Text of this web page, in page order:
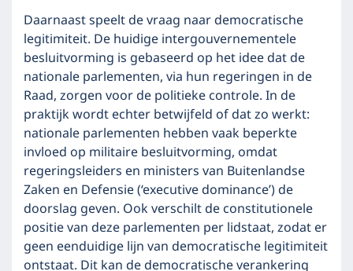
Daarnaast speelt de vraag naar democratische
legitimiteit. De huidige intergouvernementele
besluitvorming is gebaseerd op het idee dat de
nationale parlementen, via hun regeringen in de
Raad, zorgen voor de politieke controle. In de
praktijk wordt echter betwijfeld of dat zo werkt:
nationale parlementen hebben vaak beperkte
invloed op militaire besluitvorming, omdat
regeringsleiders en ministers van Buitenlandse
Zaken en Defensie (‘executive dominance’) de
doorslag geven. Ook verschilt de constitutionele
positie van deze parlementen per lidstaat, zodat er
geen eenduidige lijn van democratische legitimiteit
ontstaat. Dit kan de democratische verankering